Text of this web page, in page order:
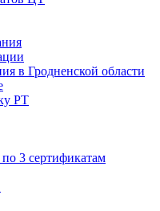
в Гродненской области
РТ
3 сертификатам